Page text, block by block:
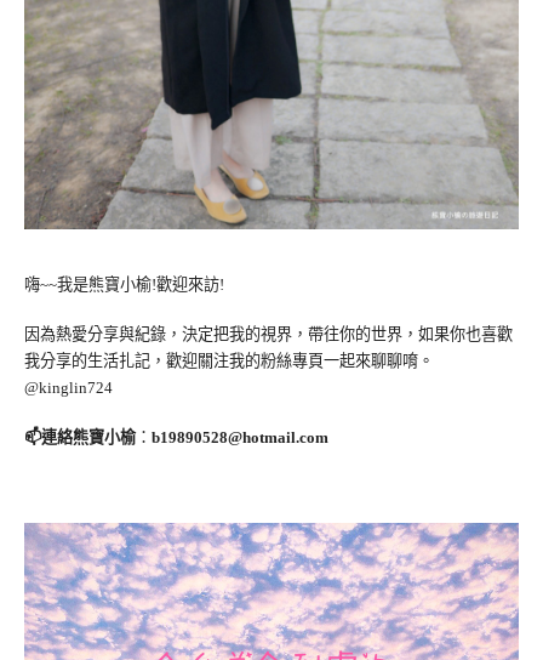
嗨~~我是熊寶小榆!歡迎來訪!
因為熱愛分享與紀錄，決定把我的視界，帶往你的世界，如果你也喜歡
我分享的生活扎記，歡迎關注我的粉絲專頁一起來聊聊唷。
@kinglin724
📫連絡熊寶小榆： b19890528@hotmail.com